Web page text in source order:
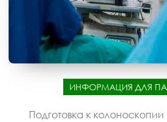
ИНФОРМАЦИЯ ДЛЯ
Подготовка к